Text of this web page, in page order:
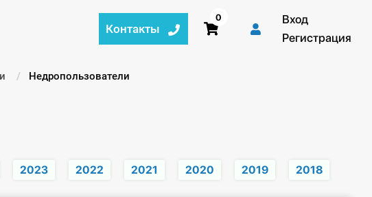
Контакты
0
Вход
Регистрация
Текущий:
Недропользователи
2023 2022 2021 2020 2019 2018